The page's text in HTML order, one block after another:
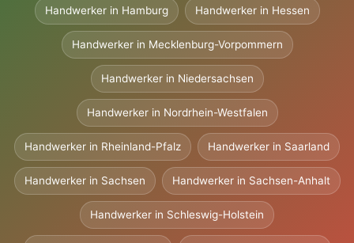
Handwerker in Hamburg Handwerker in Hessen
Handwerker in Mecklenburg-Vorpommern
Handwerker in Niedersachsen
Handwerker in Nordrhein-Westfalen
Handwerker in Rheinland-Pfalz Handwerker in Saarland
Handwerker in Sachsen Handwerker in Sachsen-Anhalt
Handwerker in Schleswig-Holstein